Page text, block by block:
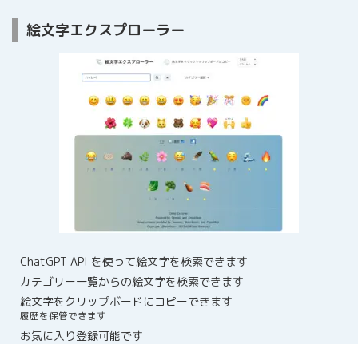
絵文字エクスプローラー
ChatGPT API を使って絵文字を検索できます
カテゴリー一覧からの絵文字を検索できます
絵文字をクリップボードにコピーできます
履歴を保管できます
お気に入り登録可能です